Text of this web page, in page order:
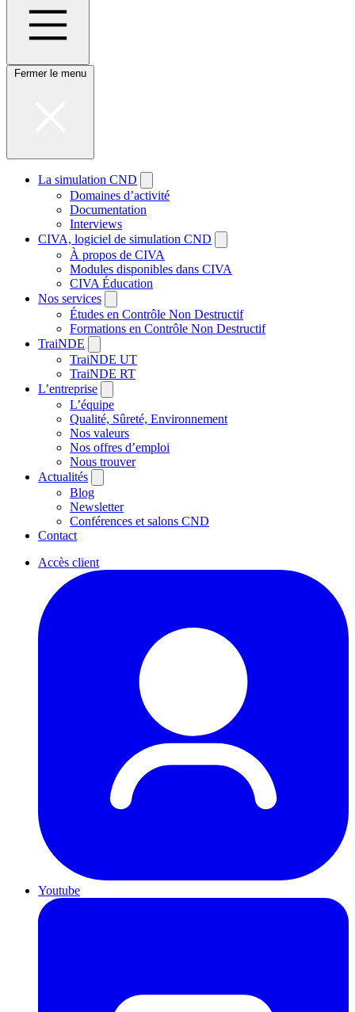
Fermer le menu
La simulation CND
Domaines d’activité
Documentation
Interviews
CIVA, logiciel de simulation CND
À propos de CIVA
Modules disponibles dans CIVA
CIVA Éducation
Nos services
Études en Contrôle Non Destructif
Formations en Contrôle Non Destructif
TraiNDE
TraiNDE UT
TraiNDE RT
L’entreprise
L’équipe
Qualité, Sûreté, Environnement
Nos valeurs
Nos offres d’emploi
Nous trouver
Actualités
Blog
Newsletter
Conférences et salons CND
Contact
Accès client
Youtube